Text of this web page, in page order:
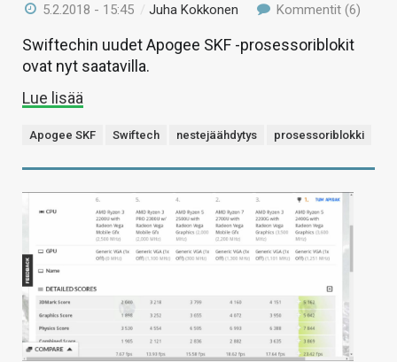
5.2.2018 - 15:45 /Juha Kokkonen Kommentit (6)
Swiftechin uudet Apogee SKF -prosessoriblokit
ovat nyt saatavilla.
Lue lisää
Apogee SKF Swiftech nestejäähdytys prosessoriblokki